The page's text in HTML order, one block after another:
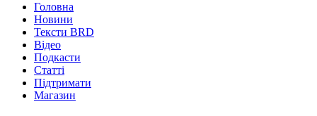
Головна
Новини
Тексти BRD
Відео
Подкасти
Статті
Підтримати
Магазин